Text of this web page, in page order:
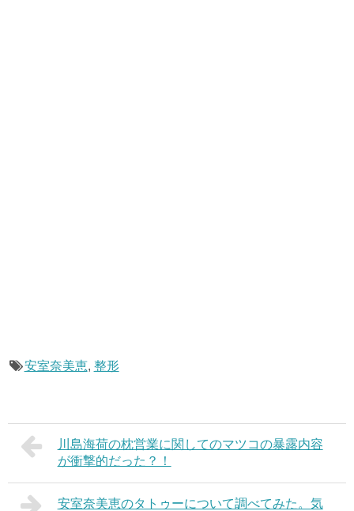
安室奈美恵, 整形
川島海荷の枕営業に関してのマツコの暴露内容
が衝撃的だった？！
安室奈美恵のタトゥーについて調べてみた。気